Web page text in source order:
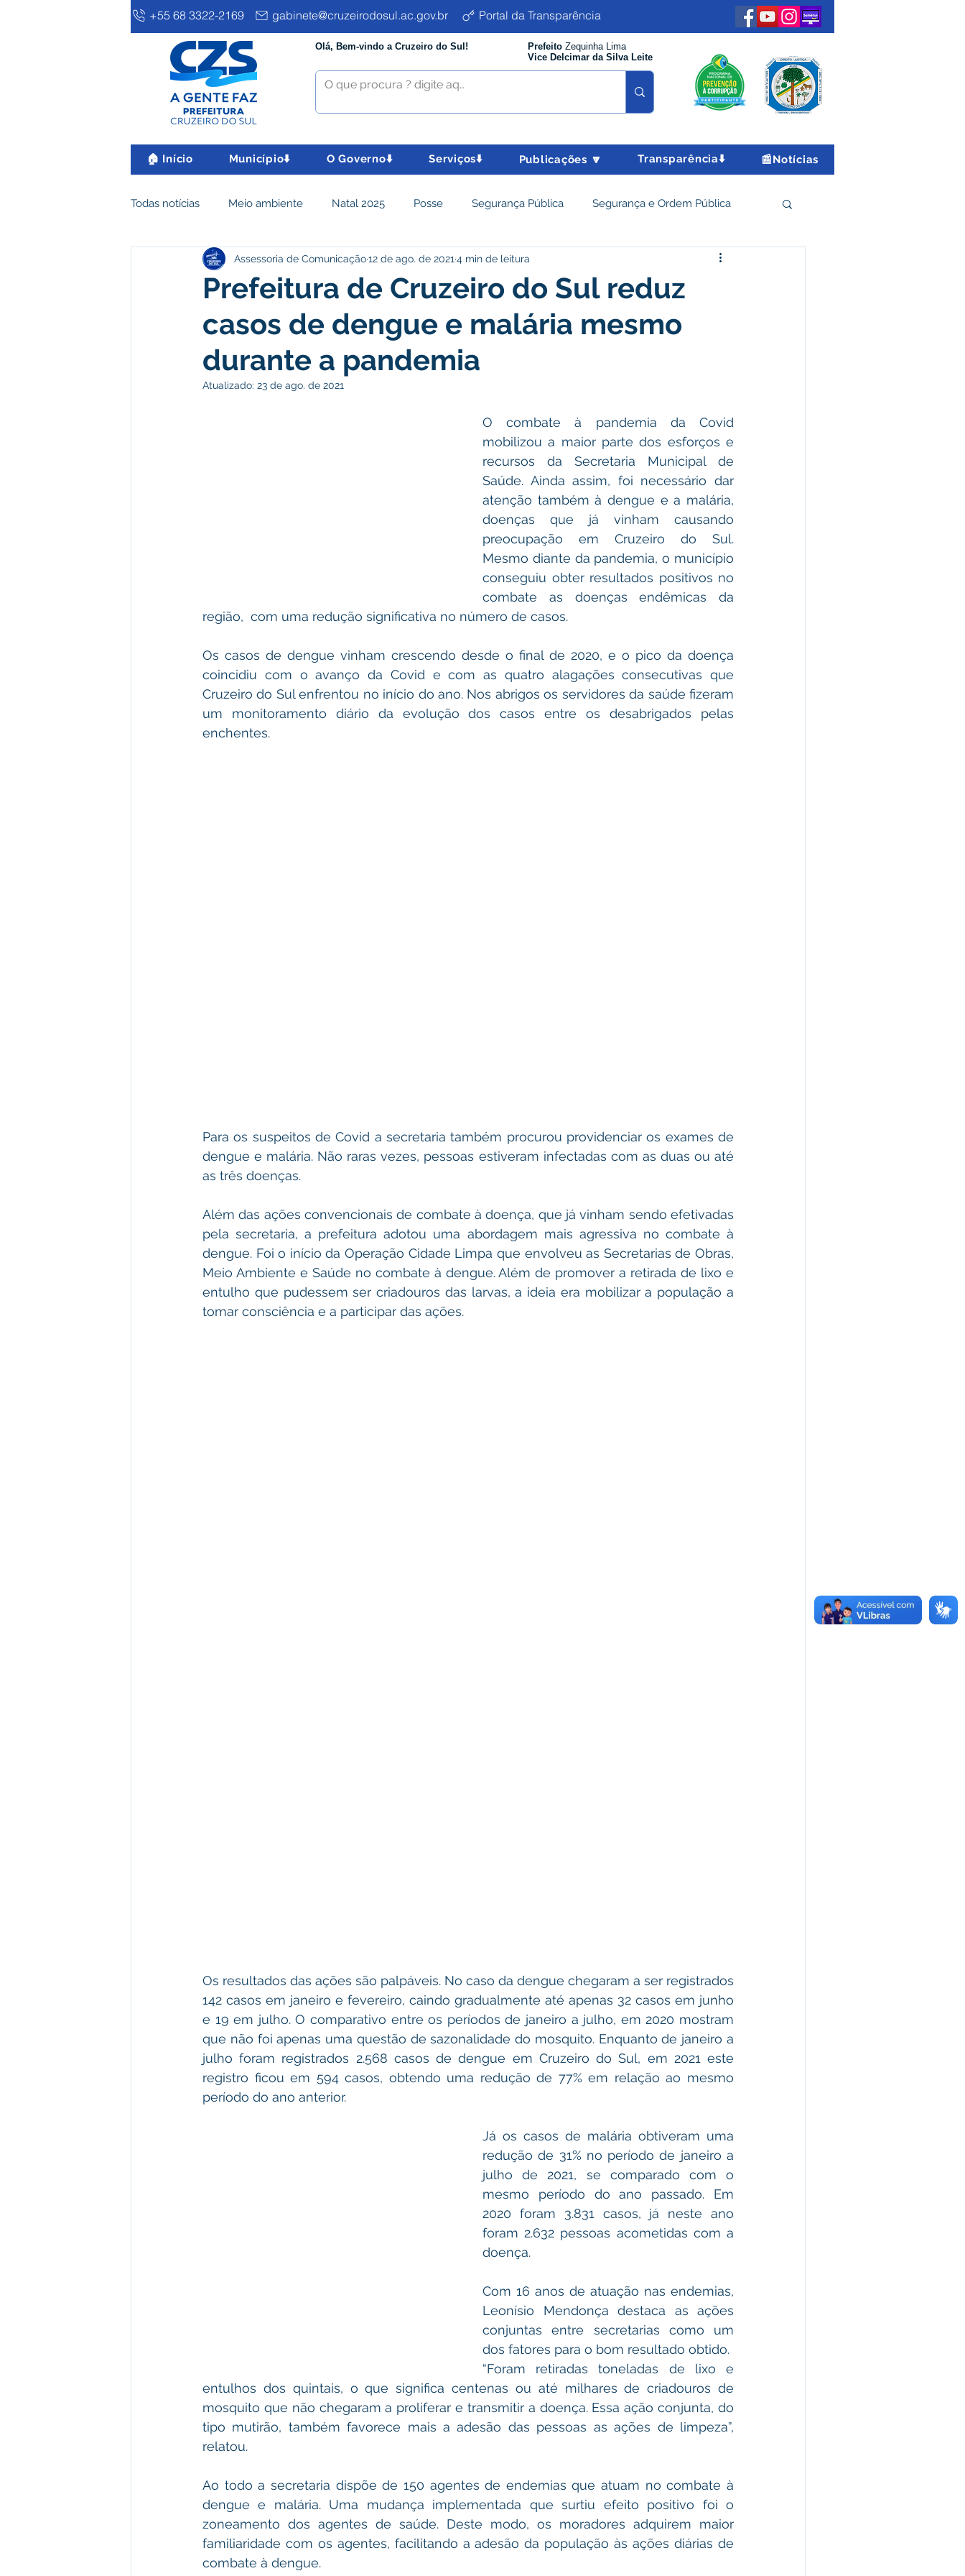
+55 68 3322-2169 gabinete@cruzeirodosul.ac.gov.br Portal da Transparência
Olá, Bem-vindo a Cruzeiro do Sul! Prefeito Zequinha Lima
Vice Delcimar da Silva Leite
🏠 Início Município⬇️ O Governo⬇️ Serviços⬇️ Publicações 🔽 Transparência⬇️ 📰Notícias
Todas notícias Meio ambiente Natal 2025 Posse Segurança Pública Segurança e Ordem Pública
Clima e Meio Ambiente Assistência Social e Cidadania Parcerias Desenvolvimento Econômico e Turismo
Desenvolvimento econômico e turismo Tributos Departamento de Limpeza Encontro Nacional
Desenvolvimento econômico e turismo
Cheia do Rio 2026
Prefeitura de Cruzeiro do Sul reduz
casos de dengue e malária mesmo
durante a pandemia
Assessoria de Comunicação12 de ago. de 2021 4 min de leitura
Atualizado: 23 de ago. de 2021
O combate à pandemia da Covid
mobilizou a maior parte dos esforços e
recursos da Secretaria Municipal de
Saúde. Ainda assim, foi necessário dar
atenção também à dengue e a malária,
doenças que já vinham causando
preocupação em Cruzeiro do Sul.
Mesmo diante da pandemia, o município
conseguiu obter resultados positivos no
combate as doenças endêmicas da
região,  com uma redução significativa no número de casos.
Os casos de dengue vinham crescendo desde o final de 2020, e o pico da doença
coincidiu com o avanço da Covid e com as quatro alagações consecutivas que
Cruzeiro do Sul enfrentou no início do ano. Nos abrigos os servidores da saúde fizeram
um monitoramento diário da evolução dos casos entre os desabrigados pelas
enchentes.
Para os suspeitos de Covid a secretaria também procurou providenciar os exames de
dengue e malária. Não raras vezes, pessoas estiveram infectadas com as duas ou até
as três doenças.
Além das ações convencionais de combate à doença, que já vinham sendo efetivadas
pela secretaria, a prefeitura adotou uma abordagem mais agressiva no combate à
dengue. Foi o início da Operação Cidade Limpa que envolveu as Secretarias de Obras,
Meio Ambiente e Saúde no combate à dengue. Além de promover a retirada de lixo e
entulho que pudessem ser criadouros das larvas, a ideia era mobilizar a população a
tomar consciência e a participar das ações.
Os resultados das ações são palpáveis. No caso da dengue chegaram a ser registrados
142 casos em janeiro e fevereiro, caindo gradualmente até apenas 32 casos em junho
e 19 em julho. O comparativo entre os períodos de janeiro a julho, em 2020 mostram
que não foi apenas uma questão de sazonalidade do mosquito. Enquanto de janeiro a
julho foram registrados 2.568 casos de dengue em Cruzeiro do Sul, em 2021 este
registro ficou em 594 casos, obtendo uma redução de 77% em relação ao mesmo
período do ano anterior.
Já os casos de malária obtiveram uma
redução de 31% no período de janeiro a
julho de 2021, se comparado com o
mesmo período do ano passado. Em
2020 foram 3.831 casos, já neste ano
foram 2.632 pessoas acometidas com a
doença.
Com 16 anos de atuação nas endemias,
Leonísio Mendonça destaca as ações
conjuntas entre secretarias como um
dos fatores para o bom resultado obtido.
“Foram retiradas toneladas de lixo e
entulhos dos quintais, o que significa centenas ou até milhares de criadouros de
mosquito que não chegaram a proliferar e transmitir a doença. Essa ação conjunta, do
tipo mutirão, também favorece mais a adesão das pessoas as ações de limpeza”,
relatou.
Ao todo a secretaria dispõe de 150 agentes de endemias que atuam no combate à
dengue e malária. Uma mudança implementada que surtiu efeito positivo foi o
zoneamento dos agentes de saúde. Deste modo, os moradores adquirem maior
familiaridade com os agentes, facilitando a adesão da população às ações diárias de
combate à dengue.